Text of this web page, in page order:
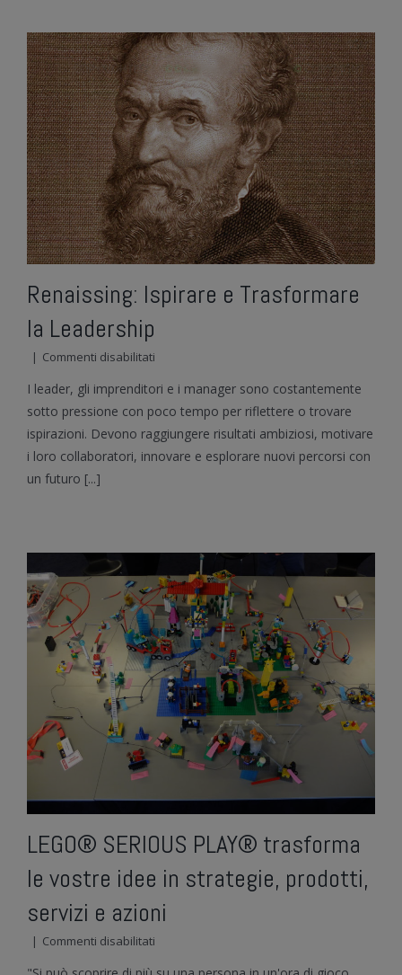
Renaissing: Ispirare e Trasformare
la Leadership
| Commenti disabilitati
Ispirare
e
Trasformare
la
Leadership
I leader, gli imprenditori e i manager sono costantemente
sotto pressione con poco tempo per riflettere o trovare
ispirazioni. Devono raggiungere risultati ambiziosi, motivare
i loro collaboratori, innovare e esplorare nuovi percorsi con
un futuro [...]
LEGO® SERIOUS PLAY® trasforma
le vostre idee in strategie, prodotti,
servizi e azioni
| Commenti disabilitati